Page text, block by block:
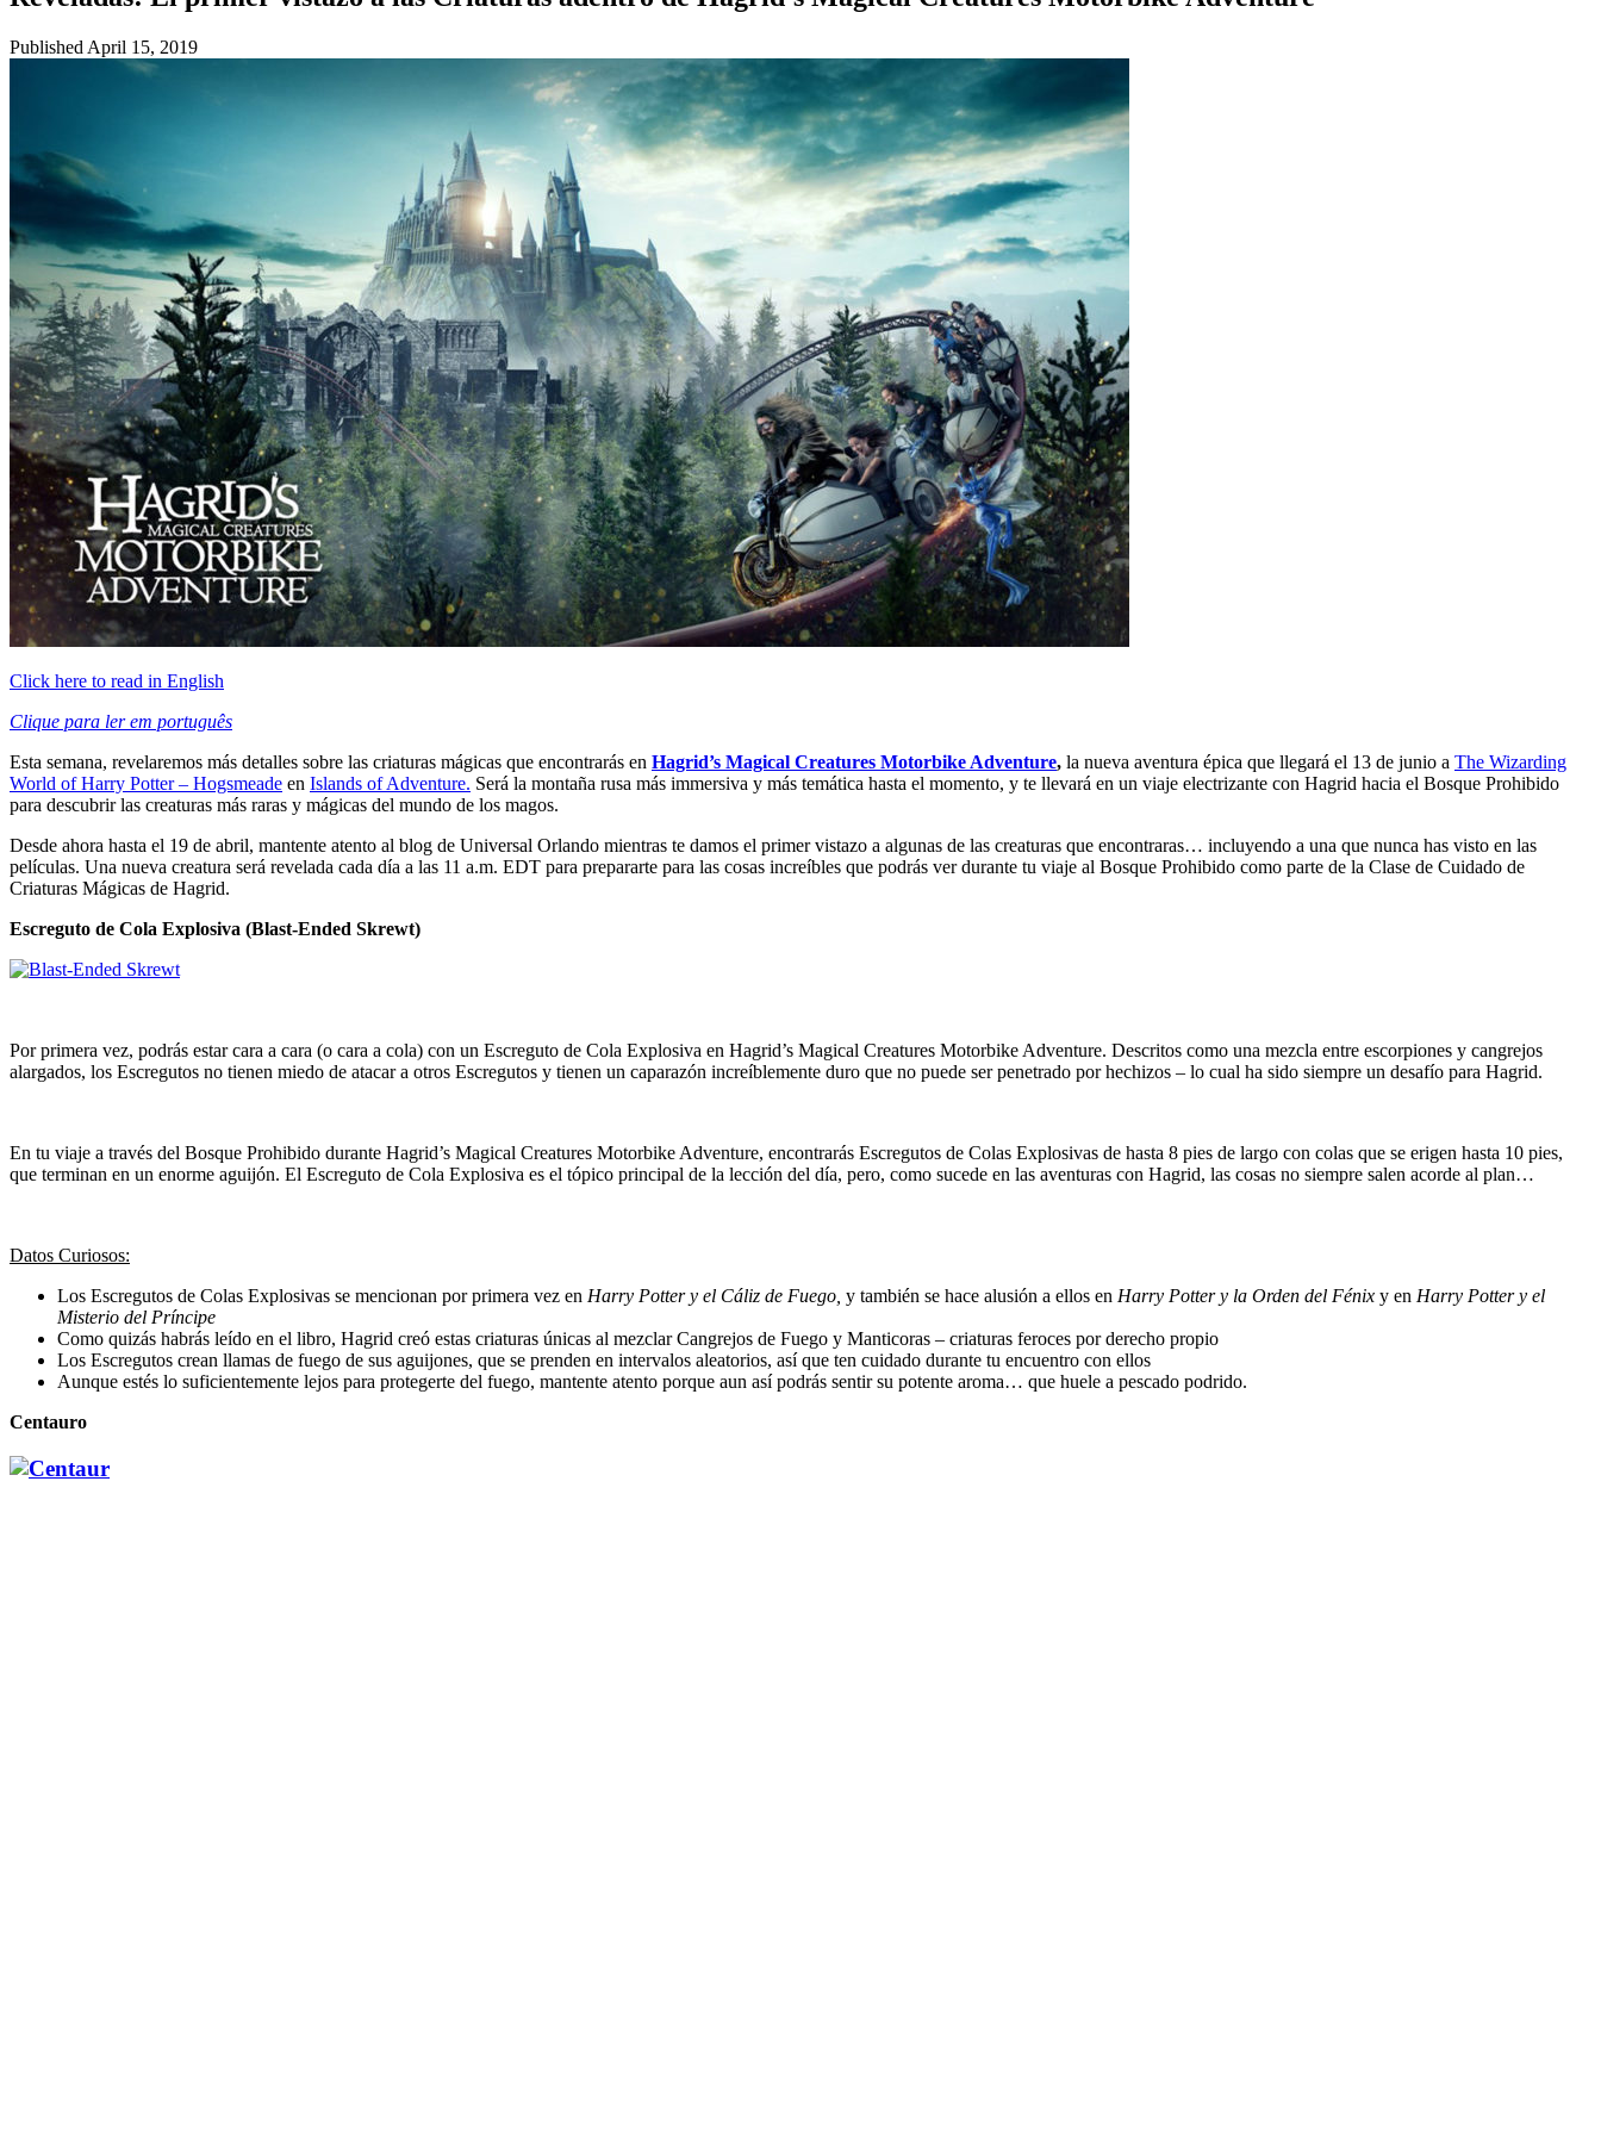
Published April 15, 2019
Click here to read in English
Clique para ler em português
Esta semana, revelaremos más detalles sobre las criaturas mágicas que encontrarás en Hagrid’s Magical Creatures Motorbike Adventure, la nueva aventura épica que llegará el 13 de junio a The Wizarding
World of Harry Potter – Hogsmeade en Islands of Adventure. Será la montaña rusa más immersiva y más temática hasta el momento, y te llevará en un viaje electrizante con Hagrid hacia el Bosque Prohibido
para descubrir las creaturas más raras y mágicas del mundo de los magos.
Desde ahora hasta el 19 de abril, mantente atento al blog de Universal Orlando mientras te damos el primer vistazo a algunas de las creaturas que encontraras… incluyendo a una que nunca has visto en las
películas. Una nueva creatura será revelada cada día a las 11 a.m. EDT para prepararte para las cosas increíbles que podrás ver durante tu viaje al Bosque Prohibido como parte de la Clase de Cuidado de
Criaturas Mágicas de Hagrid.
Escreguto de Cola Explosiva (Blast-Ended Skrewt)
Por primera vez, podrás estar cara a cara (o cara a cola) con un Escreguto de Cola Explosiva en Hagrid’s Magical Creatures Motorbike Adventure. Descritos como una mezcla entre escorpiones y cangrejos
alargados, los Escregutos no tienen miedo de atacar a otros Escregutos y tienen un caparazón increíblemente duro que no puede ser penetrado por hechizos – lo cual ha sido siempre un desafío para Hagrid.
En tu viaje a través del Bosque Prohibido durante Hagrid’s Magical Creatures Motorbike Adventure, encontrarás Escregutos de Colas Explosivas de hasta 8 pies de largo con colas que se erigen hasta 10 pies,
que terminan en un enorme aguijón. El Escreguto de Cola Explosiva es el tópico principal de la lección del día, pero, como sucede en las aventuras con Hagrid, las cosas no siempre salen acorde al plan…
Datos Curiosos:
Los Escregutos de Colas Explosivas se mencionan por primera vez en Harry Potter y el Cáliz de Fuego, y también se hace alusión a ellos en Harry Potter y la Orden del Fénix y en Harry Potter y el
Misterio del Príncipe
Como quizás habrás leído en el libro, Hagrid creó estas criaturas únicas al mezclar Cangrejos de Fuego y Manticoras – criaturas feroces por derecho propio
Los Escregutos crean llamas de fuego de sus aguijones, que se prenden en intervalos aleatorios, así que ten cuidado durante tu encuentro con ellos
Aunque estés lo suficientemente lejos para protegerte del fuego, mantente atento porque aun así podrás sentir su potente aroma… que huele a pescado podrido.
Centauro